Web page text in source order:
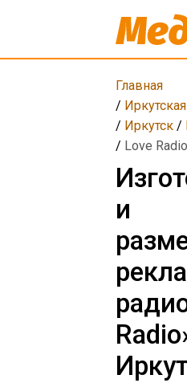
Главная
/
/ Иркутск /
/ Love Radio
и